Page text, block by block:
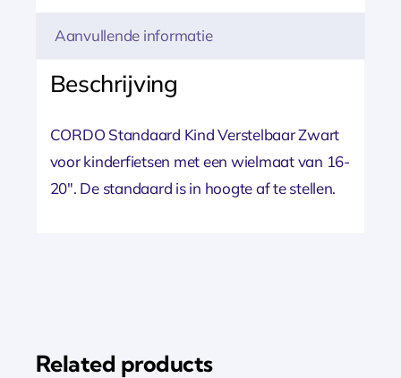
Aanvullende informatie
Beschrijving
CORDO Standaard Kind Verstelbaar Zwart
voor kinderfietsen met een wielmaat van 16-
20″. De standaard is in hoogte af te stellen.
Related products